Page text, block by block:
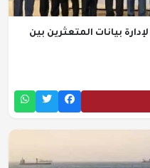
بيانات المتعثرين بين